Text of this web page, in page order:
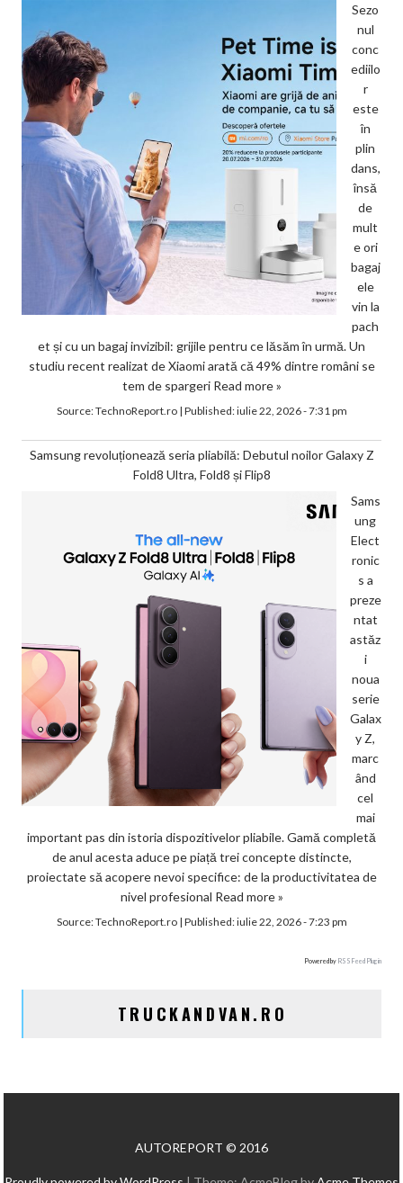
Sezo
nul
conc
ediilo
r
este
în
plin
dans,
însă
de
mult
e ori
bagaj
ele
vin la
pach
et și cu un bagaj invizibil: grijile pentru ce lăsăm în urmă. Un
studiu recent realizat de Xiaomi arată că 49% dintre români se
tem de spargeri Read more »
Source:TechnoReport.ro| Published:iulie 22, 2026 - 7:31 pm
Samsung revoluționează seria pliabilă: Debutul noilor Galaxy Z
Fold8 Ultra, Fold8 și Flip8
Sams
ung
Elect
ronic
s a
preze
ntat
astăz
i
noua
serie
Galax
y Z,
marc
ând
cel
mai
important pas din istoria dispozitivelor pliabile. Gamă completă
de anul acesta aduce pe piață trei concepte distincte,
proiectate să acopere nevoi specifice: de la productivitatea de
nivel profesional Read more »
Source:TechnoReport.ro| Published:iulie 22, 2026 - 7:23 pm
Powered by RSS Feed Plugin
TRUCKANDVAN.RO
AUTOREPORT © 2016